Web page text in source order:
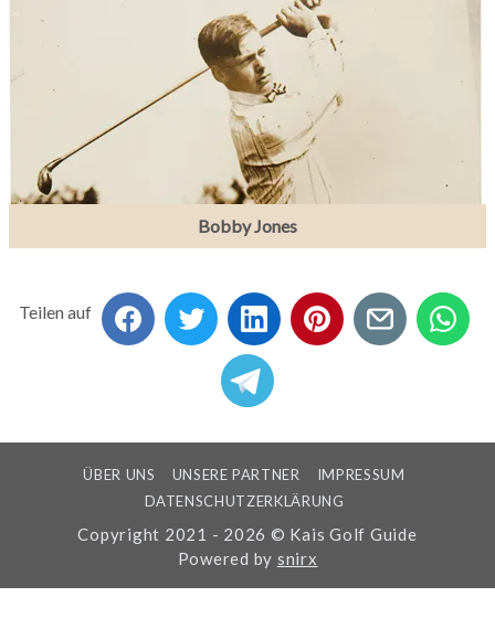
Bobby Jones
Teilen auf
ÜBER UNS UNSERE PARTNER
IMPRESSUM
DATENSCHUTZERKLÄRUNG
Copyright 2021 - 2026 © Kais Golf Guide
Powered by snirx